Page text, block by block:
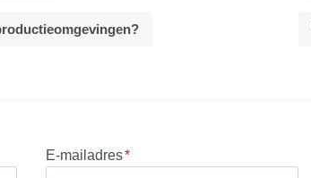
E-mailadres*